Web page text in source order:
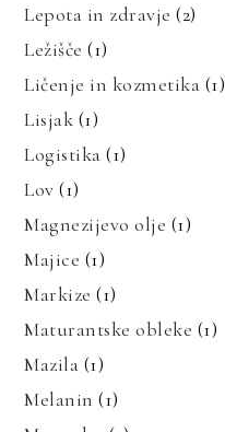
Lepota in zdravje (2)
Ležišče (1)
Ličenje in kozmetika (1)
Lisjak (1)
Logistika (1)
Lov (1)
Magnezijevo olje (1)
Majice (1)
Markize (1)
Maturantske obleke (1)
Mazila (1)
Melanin (1)